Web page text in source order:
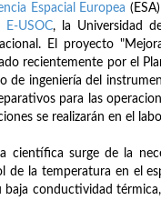
Espacial Europea
E-USOC, la Universidad
El proyecto
recientemente por el
de ingeniería del
para las
se realizarán en el
científica surge de la
de la temperatura en el
baja conductividad